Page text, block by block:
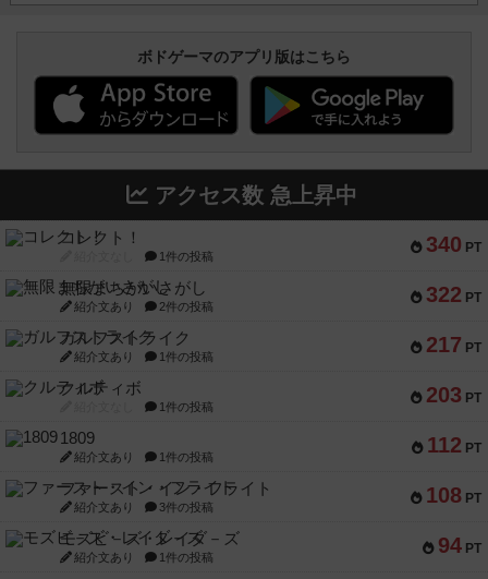
ボドゲーマのアプリ版はこちら
アクセス数 急上昇中
340 PT
コレクト！
1件の投稿
322 PT
無限まちがいさがし
紹介文あり 2件の投稿
217 PT
ガルフストライク
紹介文あり 1件の投稿
203 PT
クルティボ
1件の投稿
112 PT
1809
紹介文あり 1件の投稿
108 PT
ファースト・イン・フライト
紹介文あり 3件の投稿
94 PT
モズビ－ズ・レイダ－ズ
紹介文あり 1件の投稿